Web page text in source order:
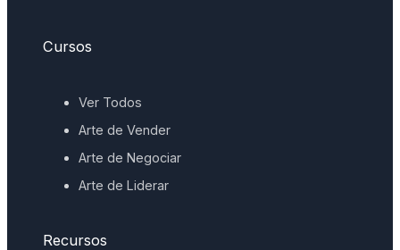
Cursos
Ver Todos
Arte de Vender
Arte de Negociar
Arte de Liderar
Recursos